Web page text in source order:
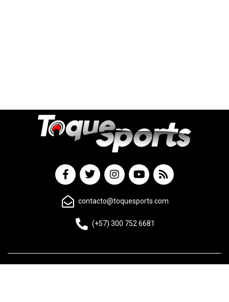
contacto@toquesports.com
(+57) 300 752 6681